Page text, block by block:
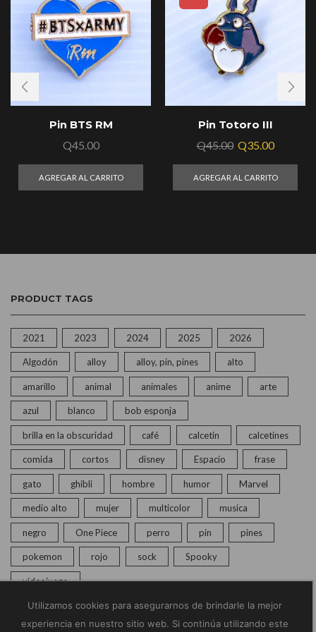
Pin BTS RM
Q45.00
AGREGAR AL CARRITO
Pin Totoro III
Q45.00 Q35.00
AGREGAR AL CARRITO
PRODUCT TAGS
2021 2023 2024 2025 2026
Algodón alloy alloy, pin, pines alto
amarillo animal animales anime arte
azul blanco bob esponja
brilla en la obscuridad café calcetin calcetines
comida cortos disney Espacio frase
gato ghibli hombre humor Marvel
medio alto mujer multicolor musica
negro One Piece perro pin pines
pokemon rojo sock Spooky
videojuego
Utilizamos cookies para asegurarnos de brindarle la mejor
experiencia en nuestro sitio web. Si continúa utilizando este